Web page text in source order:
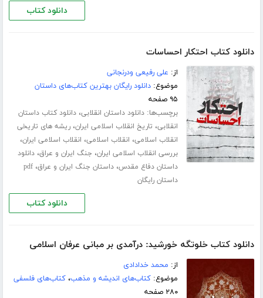
دانلود کتاب
دانلود کتاب احتکار احساسات
از: علی رفیعی ودرنجانی
موضوع:دانلود رایگان بهترین کتاب‌های داستان
۹۵ صفحه
برچسب‌ها:دانلود داستان انقلابی،دانلود کتاب داستان
انقلابی، تاریخ انقلاب اسلامی ایران،ریشه های تاریخی
انقلاب اسلامی، انقلاب اسلامی، انقلاب اسلامی ایران،
بررسی انقلاب اسلامی ایران، جنگ ایران و عراق،دانلود
داستان دفاع مقدس،داستان جنگ ایران و عراق،pdf
داستان رایگان
دانلود کتاب
دانلود کتاب خلوتگه خورشید: درآمدی بر مبانی عرفان اسلامی
از: محمد خدادادی
موضوع:کتاب‌های اندیشه و مذهب،کتاب‌های فلسفی
۲۸۰ صفحه